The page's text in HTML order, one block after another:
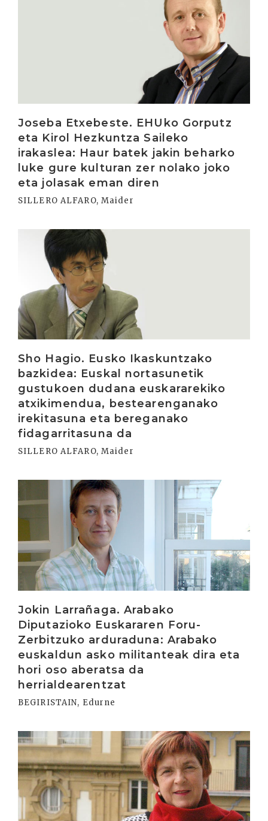
Joseba Etxebeste. EHUko Gorputz
eta Kirol Hezkuntza Saileko
irakaslea: Haur batek jakin beharko
luke gure kulturan zer nolako joko
eta jolasak eman diren
SILLERO ALFARO, Maider
Sho Hagio. Eusko Ikaskuntzako
bazkidea: Euskal nortasunetik
gustukoen dudana euskararekiko
atxikimendua, bestearenganako
irekitasuna eta bereganako
fidagarritasuna da
SILLERO ALFARO, Maider
Irakurri
Jokin Larrañaga. Arabako
Diputazioko Euskararen Foru-
Zerbitzuko arduraduna: Arabako
euskaldun asko militanteak dira eta
hori oso aberatsa da
herrialdearentzat
BEGIRISTAIN, Edurne
Irakurri
Irakurri